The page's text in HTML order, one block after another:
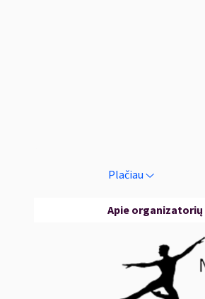
Plačiau
Apie organizatorių